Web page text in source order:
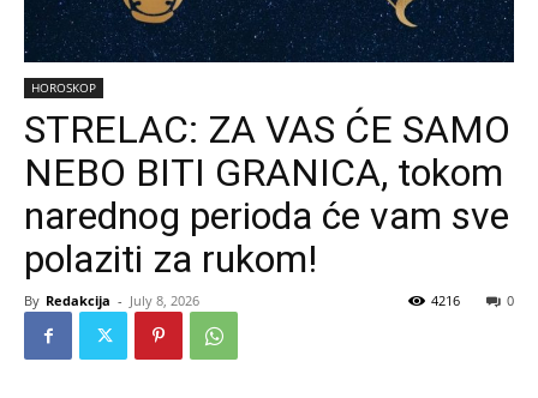
HOROSKOP
STRELAC: ZA VAS ĆE SAMO
NEBO BITI GRANICA, tokom
narednog perioda će vam sve
polaziti za rukom!
By Redakcija - July 8, 2026 0
4216